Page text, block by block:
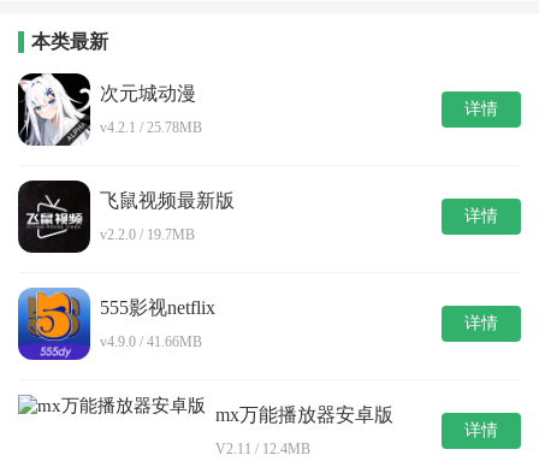
本类最新
次元城动漫
v4.2.1 / 25.78MB
详情
飞鼠视频最新版
v2.2.0 / 19.7MB
详情
555影视netflix
v4.9.0 / 41.66MB
详情
mx万能播放器安卓版
V2.11 / 12.4MB
详情